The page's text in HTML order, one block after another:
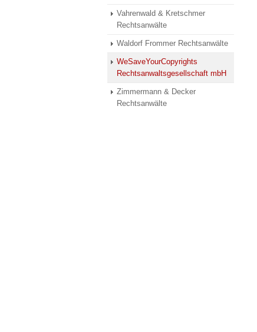
Vahrenwald & Kretschmer
Rechtsanwälte
Waldorf Frommer Rechtsanwälte
WeSaveYourCopyrights
Rechtsanwaltsgesellschaft mbH
Zimmermann & Decker
Rechtsanwälte